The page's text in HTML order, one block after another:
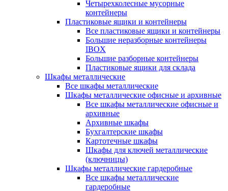
Четырехколесные мусорные
контейнеры
Пластиковые ящики и контейнеры
Все пластиковые ящики и контейнеры
Большие неразборные контейнеры
IBOX
Большие разборные контейнеры
Пластиковые ящики для склада
Шкафы металлические
Все шкафы металлические
Шкафы металлические офисные и архивные
Все шкафы металлические офисные и
архивные
Архивные шкафы
Бухгалтерские шкафы
Картотечные шкафы
Шкафы для ключей металлические
(ключницы)
Шкафы металлические гардеробные
Все шкафы металлические
гардеробные